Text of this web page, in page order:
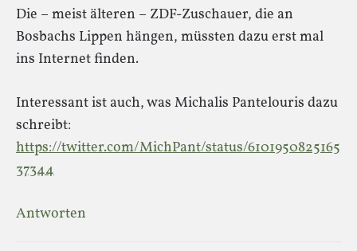
Die – meist älteren – ZDF-Zuschauer, die an
Bosbachs Lippen hängen, müssten dazu erst mal
ins Internet finden.
Interessant ist auch, was Michalis Pantelouris dazu
schreibt:
https://twitter.com/MichPant/status/6101950825165
37344
Antworten